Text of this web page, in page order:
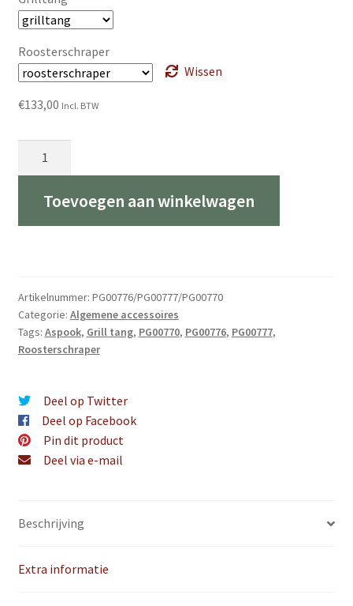
Roosterschraper
Wissen
€133,00 Incl. BTW
Toevoegen aan winkelwagen
Artikelnummer: PG00776/PG00777/PG00770
Categorie: Algemene accessoires
Tags: Aspook, Grill tang, PG00770, PG00776, PG00777,
Roosterschraper
Deel op Twitter
Deel op Facebook
Pin dit product
Deel via e-mail
Beschrijving
Extra informatie